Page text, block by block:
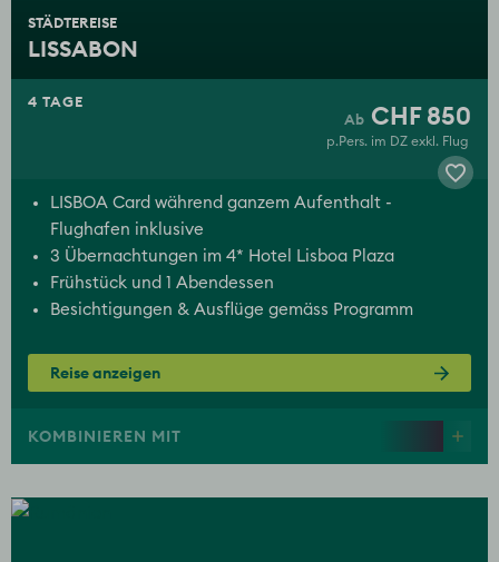
STÄDTEREISE
LISSABON
4 TAGE CHF 850
p.Pers. im DZ exkl. Flug
LISBOA Card während ganzem Aufenthalt -
Flughafen inklusive
3 Übernachtungen im 4* Hotel Lisboa Plaza
Frühstück und 1 Abendessen
Besichtigungen & Ausflüge gemäss Programm
Reise anzeigen
KOMBINIEREN MIT